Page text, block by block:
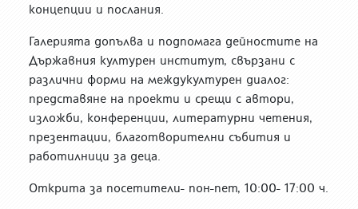
концепции и послания.
Галерията допълва и подпомага дейностите на
Държавния културен институт, свързани с
различни форми на междукултурен диалог:
представяне на проекти и срещи с автори,
изложби, конференции, литературни четения,
презентации, благотворителни събития и
работилници за деца.
Открита за посетители- пон-пет, 10:00- 17:00 ч.